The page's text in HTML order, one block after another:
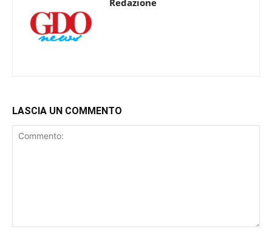
Redazione
LASCIA UN COMMENTO